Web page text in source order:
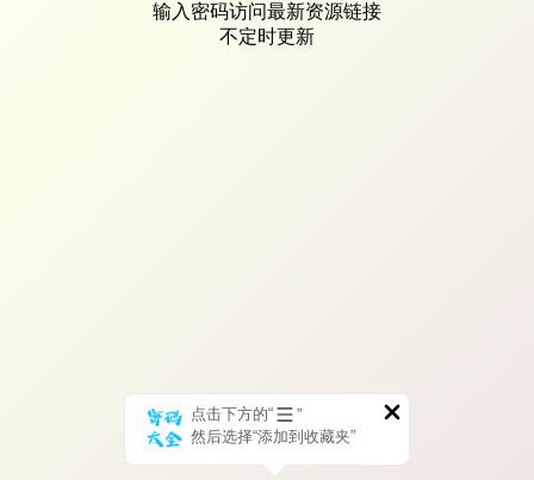
输入密码访问最新资源链接
不定时更新
点击下方的“
”
然后选择“添加到收藏夹”